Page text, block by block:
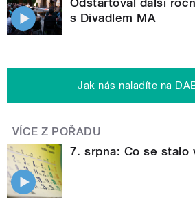
s Divadlem MA
Jak nás naladíte na
VÍCE Z POŘADU
7. srpna: Co se stalo